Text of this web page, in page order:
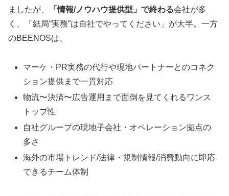
ましたが、
「情報/ノウハウ提供型」で終わる会社が多
く、「結局“実務”は自社でやってください」が大半。一方
のBEENOSは、
マーケ・PR実務の代行や現地パートナーとのコネク
ション提供まで一貫対応
物流〜決済〜広告運用まで面倒を見てくれるワンス
トップ性
自社グループの現地子会社・オペレーション拠点の
多さ
海外の市場トレンド/法律・規制情報/消費動向に即応
できるチーム体制